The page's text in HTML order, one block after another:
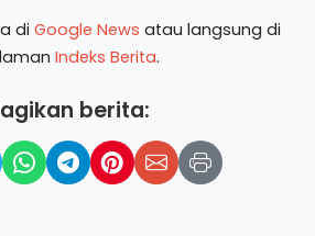
di Google News atau langsung di
Indeks Berita.
berita: